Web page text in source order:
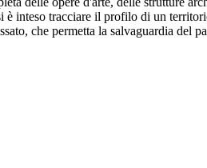
inteso tracciare il profilo di un
che permetta la salvaguardia del